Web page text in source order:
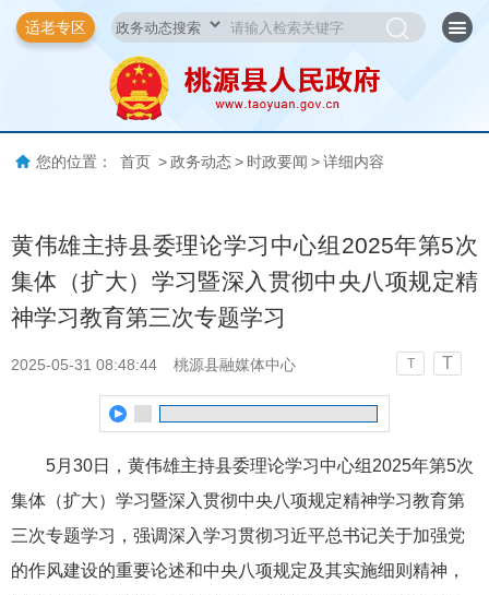
适老专区
您的位置： 首页 > 政务动态 > 时政要闻 > 详细内容
黄伟雄主持县委理论学习中心组2025年第5次
集体（扩大）学习暨深入贯彻中央八项规定精
神学习教育第三次专题学习
2025-05-31 08:48:44 桃源县融媒体中心 T T
5月30日，黄伟雄主持县委理论学习中心组2025年第5次
集体（扩大）学习暨深入贯彻中央八项规定精神学习教育第
三次专题学习，强调深入学习贯彻习近平总书记关于加强党
的作风建设的重要论述和中央八项规定及其实施细则精神，